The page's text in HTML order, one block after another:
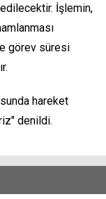
İşlemin,
görev süresi
hareket
denildi.